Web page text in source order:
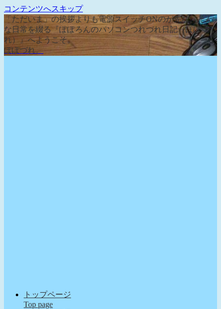
コンテンツへスキップ
「ただいま」の挨拶よりも電源スイッチONのが先な、そん
な日常を綴る『ぽぽろんのパソコンつれづれ日記（ぽぽづ
れ）』へようこそ。
ぽぽづれ。
トップページ
Top page